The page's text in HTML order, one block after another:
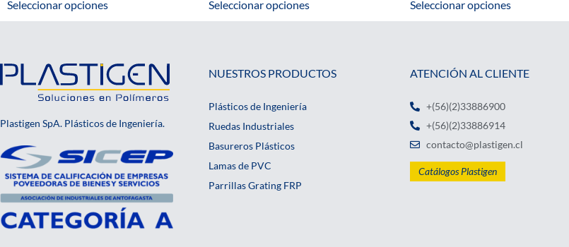
Seleccionar opciones Seleccionar opciones Seleccionar opciones
Plastigen SpA. Plásticos de Ingeniería.
NUESTROS PRODUCTOS
Plásticos de Ingeniería
Ruedas Industriales
Basureros Plásticos
Lamas de PVC
Parrillas Grating FRP
ATENCIÓN AL CLIENTE
+(56)(2)33886900
+(56)(2)33886914
contacto@plastigen.cl
Catálogos Plastigen